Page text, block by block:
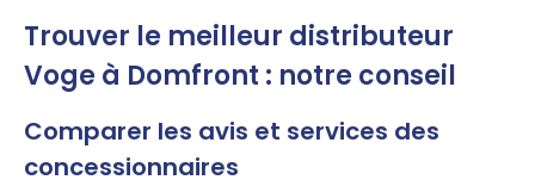
Trouver le meilleur distributeur
Voge à Domfront : notre conseil
Comparer les avis et services des
concessionnaires